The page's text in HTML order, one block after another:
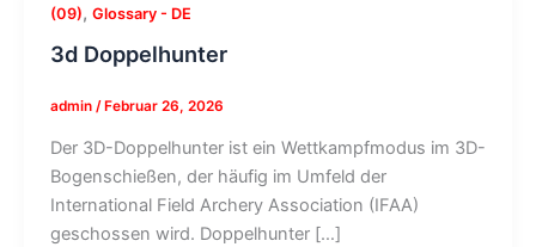
(09), Glossary - DE
3d Doppelhunter
admin /Februar 26, 2026
Der 3D-Doppelhunter ist ein Wettkampfmodus im 3D-
Bogenschießen, der häufig im Umfeld der
International Field Archery Association (IFAA)
geschossen wird. Doppelhunter […]